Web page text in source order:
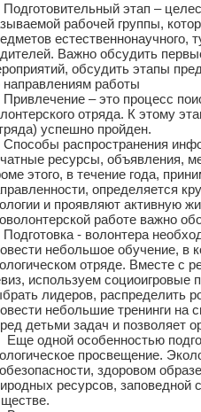
Подготовительный этап –
рабочей группы,
естественнонаучного,
Важно обсудить
обсудить этапы
направлениям работы
Привлечение – это процесс
отряда. К этому
успешно пройден.
распространения
ресурсы, объявления,
этого, в течение года,
определяется
и проявляют активную
работе важно
Подготовка - волонтера
небольшое обучение, в
отряде. Вместе с
используем социоигровые
лидеров, распределить
небольшие тренинги на
детьми задач и позволяет
одной особенностью
просвещение.
здоровом
ресурсов, заповедной